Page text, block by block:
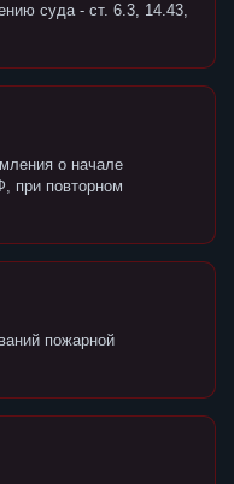
суда - ст. 6.3, 14.43,
о начале
при повторном
пожарной